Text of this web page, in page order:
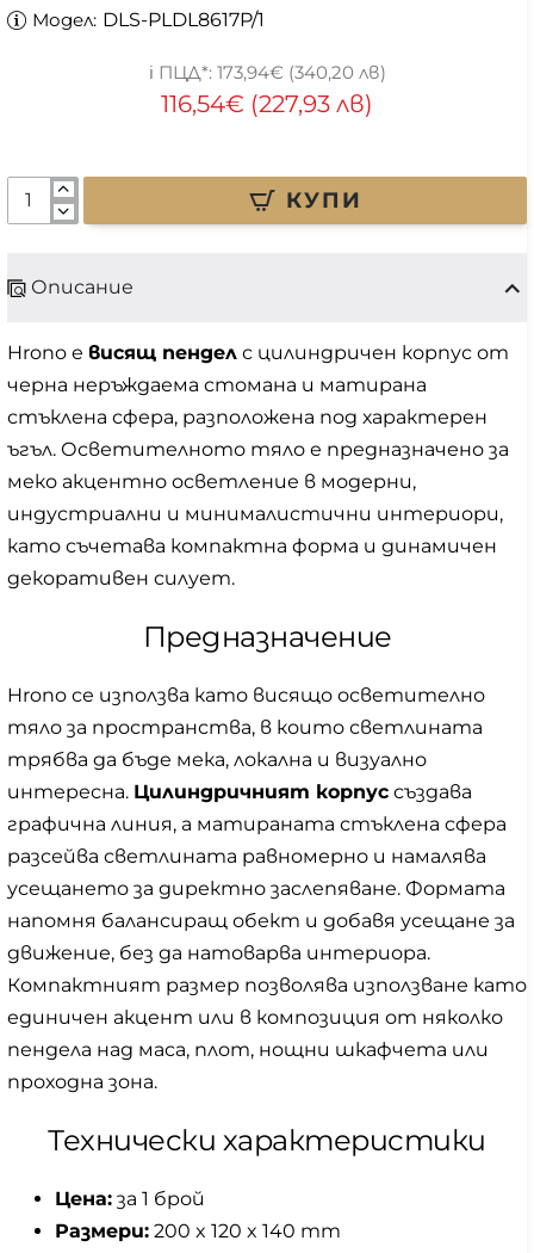
Модел: DLS-PLDL8617P/1
116,54€ (227,93 лв)
173,94€ (340,20 лв)
КУПИ
Описание
Hrono е висящ пендел с цилиндричен корпус от
черна неръждаема стомана и матирана
стъклена сфера, разположена под характерен
ъгъл. Осветителното тяло е предназначено за
меко акцентно осветление в модерни,
индустриални и минималистични интериори,
като съчетава компактна форма и динамичен
декоративен силует.
Предназначение
Hrono се използва като висящо осветително
тяло за пространства, в които светлината
трябва да бъде мека, локална и визуално
интересна. Цилиндричният корпус създава
графична линия, а матираната стъклена сфера
разсейва светлината равномерно и намалява
усещането за директно заслепяване. Формата
напомня балансиращ обект и добавя усещане за
движение, без да натоварва интериора.
Компактният размер позволява използване като
единичен акцент или в композиция от няколко
пендела над маса, плот, нощни шкафчета или
проходна зона.
Технически характеристики
Цена: за 1 брой
Размери: 200 x 120 x 140 mm